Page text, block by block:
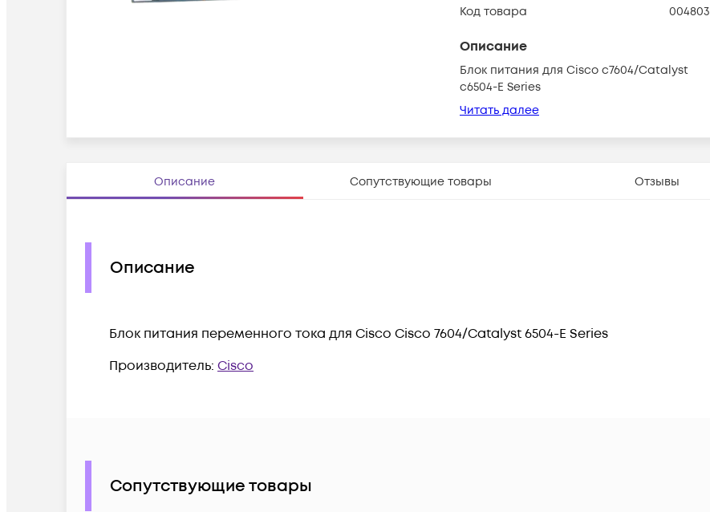
Код товара
004803
Описание
Блок питания для Cisco c7604/Catalyst
c6504-E Series
Читать далее
Описание Сопутствующие товары Отзывы
Описание
Блок питания переменного тока для Cisco Cisco 7604/Catalyst 6504-E Series
Производитель: Cisco
Сопутствующие товары